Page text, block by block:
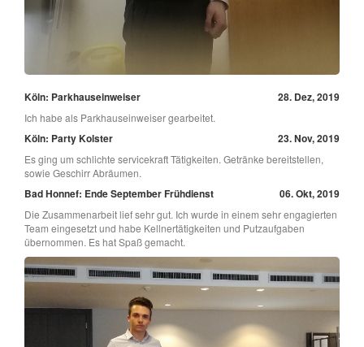
Köln: Parkhauseinweiser 28. Dez, 2019
Ich habe als Parkhauseinweiser gearbeitet.
Köln: Party Kolster 23. Nov, 2019
Es ging um schlichte servicekraft Tätigkeiten. Getränke bereitstellen,
sowie Geschirr Abräumen.
Bad Honnef: Ende September Frühdienst 06. Okt, 2019
Die Zusammenarbeit lief sehr gut. Ich wurde in einem sehr engagierten
Team eingesetzt und habe Kellnertätigkeiten und Putzaufgaben
übernommen. Es hat Spaß gemacht.